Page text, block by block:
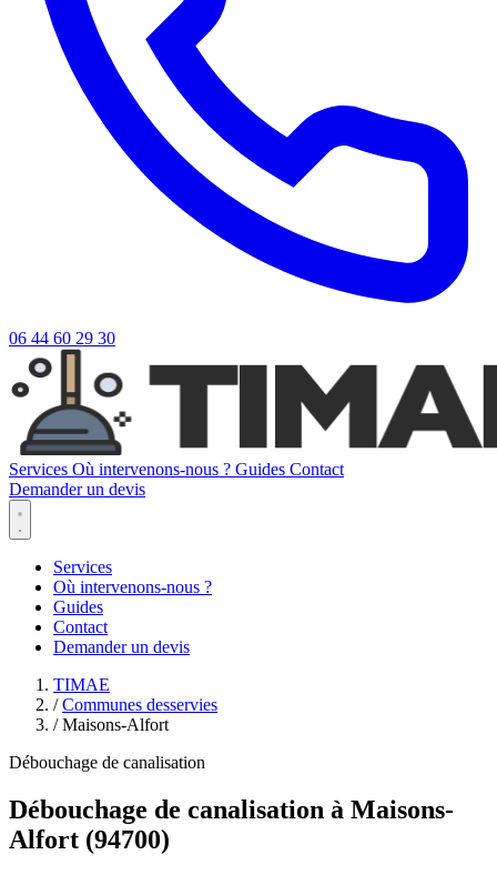
06 44 60 29 30
Services Où intervenons-nous ? Guides Contact
Demander un devis
Services
Où intervenons-nous ?
Guides
Contact
Demander un devis
TIMAE
/ Communes desservies
/ Maisons-Alfort
Débouchage de canalisation
Débouchage de canalisation à Maisons-
Alfort (94700)